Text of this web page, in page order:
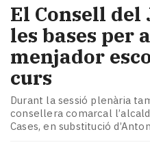
El Consell del
les bases per
menjador
curs
Durant la sessió plenària
consellera comarcal
Cases, en substitució